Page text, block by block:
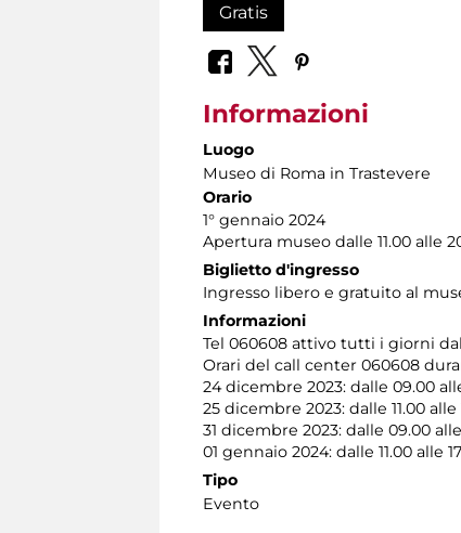
Gratis
Informazioni
Luogo
Museo di Roma in Trastevere
Orario
1° gennaio 2024
Apertura museo dalle 11.00 alle
Biglietto d'ingresso
Ingresso libero e gratuito al
Informazioni
Tel 060608 attivo tutti i giorni
Orari del call center 060608
24 dicembre 2023: dalle 09.00
25 dicembre 2023: dalle 11.00 alle
31 dicembre 2023: dalle 09.00 alle
01 gennaio 2024: dalle 11.00 alle
Tipo
Evento